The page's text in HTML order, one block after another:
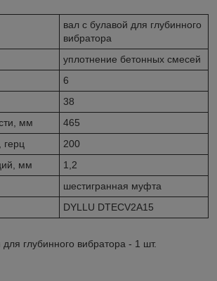
вал с булавой для глубинного
вибратора
уплотнение бетонных смесей
6
38
мм
465
герц
200
мм
1,2
шестигранная муфта
DYLLU DTECV2A15
глубинного вибратора - 1 шт.